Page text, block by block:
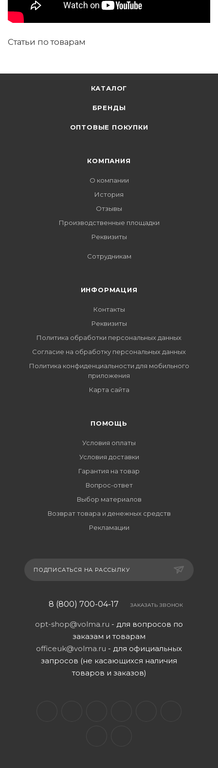
Статьи по товарам
КАТАЛОГ
БРЕНДЫ
ОПТОВЫЕ ПОКУПКИ
КОМПАНИЯ
О компании
История
Отзывы
Производственные площадки
Реквизиты
Сотрудникам
ИНФОРМАЦИЯ
Контакты
Реквизиты
Политика обработки персональных данных
Согласие на обработку персональных данных
Политика конфиденциальности для мобильного
приложения
Карта сайта
ПОМОЩЬ
Условия оплаты
Условия доставки
Гарантия на товар
Вопрос-ответ
Выбор материалов
Возврат товара и денежных средств
Рекламации
ПОДПИСАТЬСЯ НА РАССЫЛКУ
8 (800) 700-04-17 ЗАКАЗАТЬ ЗВОНОК
opt-shop@volma.ru - для вопросов по
заказам и товарам
officeuk@volma.ru - для официальных
запросов (не касающихся наличия
товаров и заказов)